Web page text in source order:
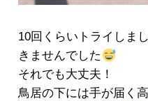
10回くらいトライしま
きませんでした
それでも大丈夫！
鳥居の下には手が届く